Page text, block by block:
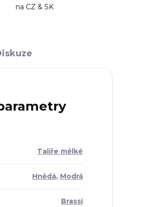
na CZ & SK
Talíře mělké
Hnědá, Modrá
Brassi